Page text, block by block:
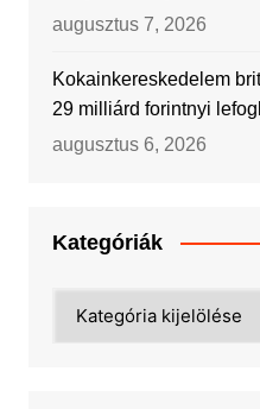
augusztus 7, 2026
Kokainkereskedelem
29 milliárd forintnyi
augusztus 6, 2026
Kategóriák